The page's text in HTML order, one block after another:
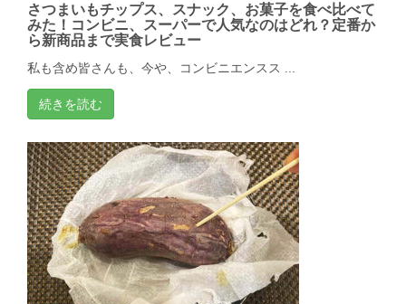
さつまいもチップス、スナック、お菓子を食べ比べて
みた！コンビニ、スーパーで人気なのはどれ？定番か
ら新商品まで実食レビュー
私も含め皆さんも、今や、コンビニエンスス ...
続きを読む